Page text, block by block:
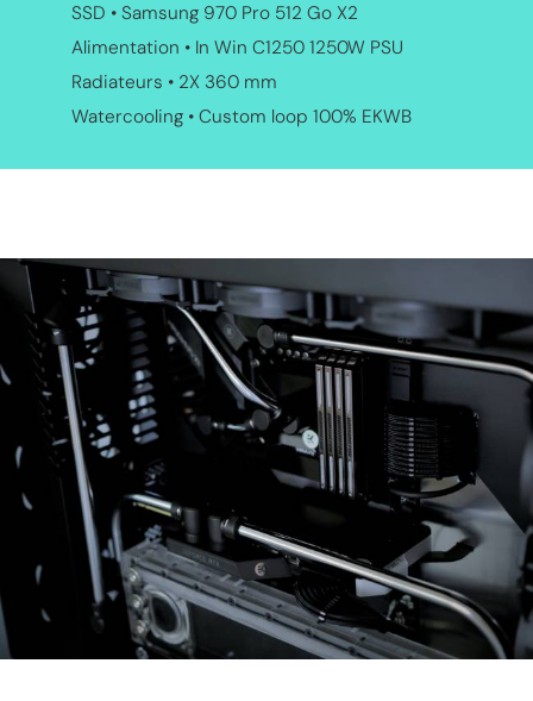
SSD • Samsung 970 Pro 512 Go X2
Alimentation • In Win C1250 1250W PSU
Radiateurs • 2X 360 mm
Watercooling • Custom loop 100% EKWB